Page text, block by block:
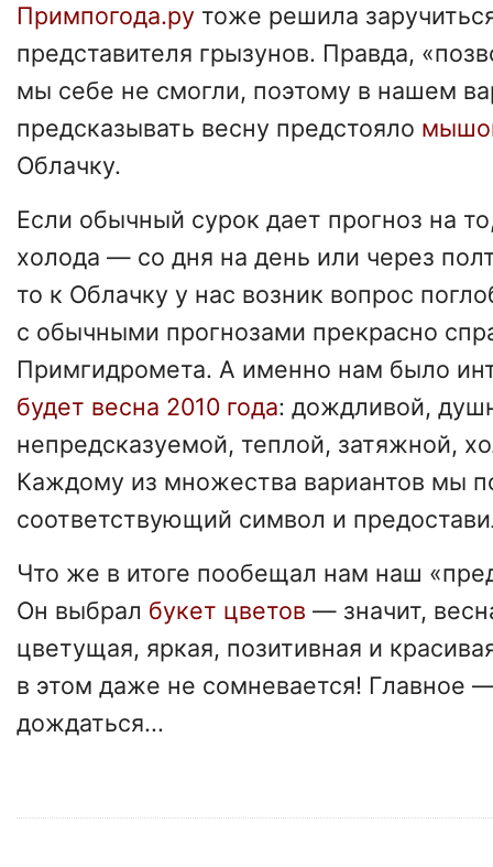
Примпогода.ру тоже решила
представителя грызунов. Правда,
мы себе не смогли, поэтому в нашем
предсказывать весну предстояло
Облачку.
Если обычный сурок дает прогноз на
холода — со дня на день или через
то к Облачку у нас возник вопрос
с обычными прогнозами прекрасно
Примгидромета. А именно нам было
будет весна 2010 года: дождливой,
непредсказуемой, теплой, затяжной,
Каждому из множества вариантов мы
соответствующий символ и
Что же в итоге пообещал нам наш
Он выбрал букет цветов — значит,
цветущая, яркая, позитивная и
в этом даже не сомневается! Главное
дождаться...